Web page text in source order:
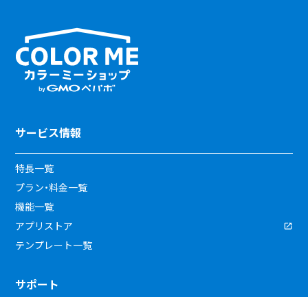
サービス情報
特長一覧
プラン・料金一覧
機能一覧
アプリストア
テンプレート一覧
サポート